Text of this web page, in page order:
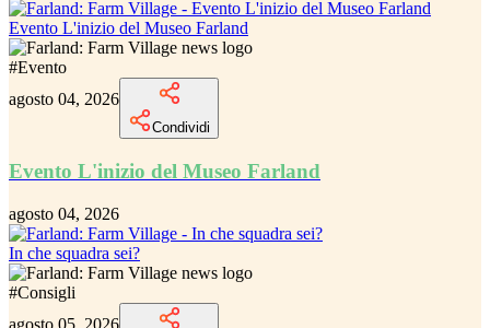
Evento L'inizio del Museo Farland
#Evento
agosto 04, 2026
Condividi
Evento L'inizio del Museo Farland
agosto 04, 2026
In che squadra sei?
#Consigli
agosto 05, 2026